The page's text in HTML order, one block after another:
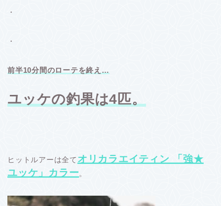
・
・
前半10分間のローテを終え…
ユッケの釣果は4匹。
ヒットルアーは全て オリカラエイティン 「強★
ユッケ」カラー。